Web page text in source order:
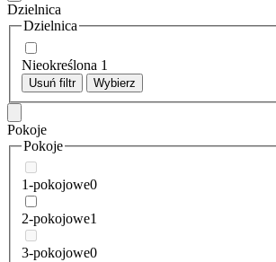
Dzielnica
Dzielnica
Nieokreślona 1
Usuń filtr Wybierz
Pokoje
Pokoje
1-pokojowe0
2-pokojowe1
3-pokojowe0